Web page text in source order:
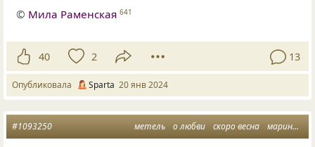
© Мила Раменская 641
40 2 13
Опубликовала Sparta 20 янв 2024
метель о любви скоро весна марина грация
#1093250